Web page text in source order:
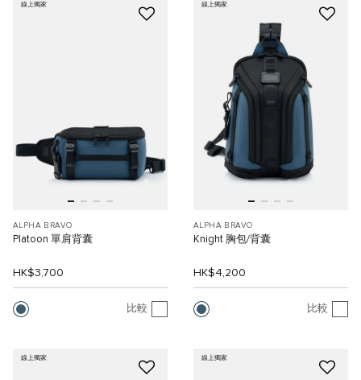
線上獨家
ALPHA BRAVO
Platoon 單肩背囊
HK$3,700
比較
線上獨家
ALPHA BRAVO
Knight 胸包/背囊
HK$4,200
比較
線上獨家 線上獨家